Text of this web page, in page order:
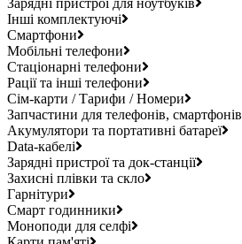
Інші комплектуючі
Смартфони
Мобільні телефони
Стаціонарні телефони
Рації та інші телефони
Сім-карти / Тарифи / Номери
Запчастини для телефонів, смартфонів
Акумулятори та портативні батареї
Data-кабелі
Зарядні пристрої та док-станції
Захисні плівки та скло
Гарнітури
Смарт годинники
Моноподи для селфі